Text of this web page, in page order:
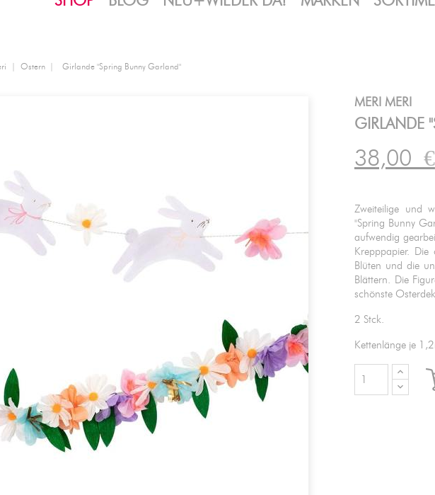
Ostern Girlande "Spring Bunny Garland"
MERI MERI
GIRLANDE
38,00€
Zweiteilige und
"Spring Bunny
aufwendig
Krepppapier.
Blüten und die
Blättern. Die
schönste
2 Stck.
Kettenlänge je